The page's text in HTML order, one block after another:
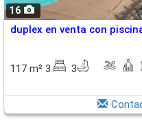
16
duplex en venta con
117 m² 3 3